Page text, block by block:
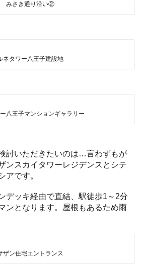
みさき通り沿い②
ネタワー八王子建設地
八王子マンションギャラリー
討いただきたいのは…言わずもが
ンスカイタワーレジデンスとシテ
アです。
デッキ経由で直結、駅徒歩1～2分
ンとなります。屋根もあるため雨
ザン住宅エントランス